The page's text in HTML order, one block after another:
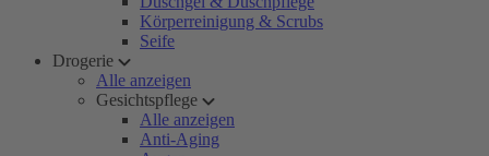
Körperreinigung & Scrubs
Seife
Drogerie
Alle anzeigen
Gesichtspflege
Alle anzeigen
Anti-Aging